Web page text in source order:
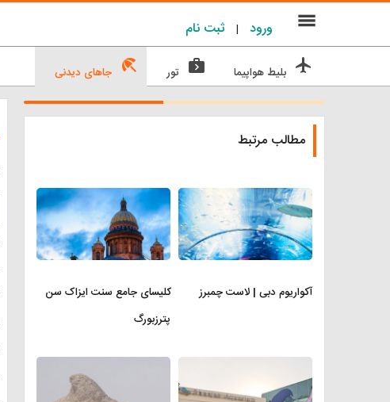
ثبت نام | ورود menu
flight بلیط هواپیما next_week تور beach_access جاهای دیدنی
مطالب مرتبط
آکواریوم دبی | لاست چمبرز
کلیسای جامع سنت ایزاک سن
پترزبورگ